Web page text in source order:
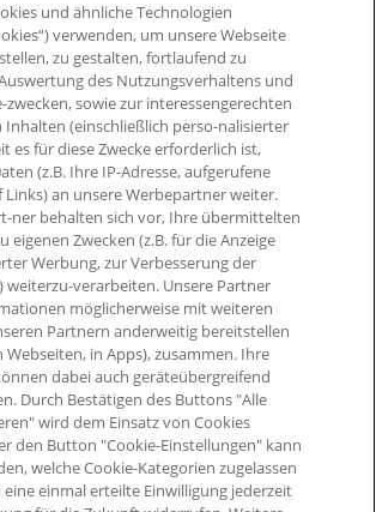
Digitale Karte
Widerruf Nutzungsvetrag
PAYBACK App
Widerruf Teilnahmevertrag
PAYBACK Programm
&
und ähnliche Technologien
verwenden, um unsere Webseite
zu gestalten, fortlaufend zu
des Nutzungsverhaltens und
sowie zur interessengerechten
Inhalten (einschließlich perso-nalisierter
es für diese Zwecke erforderlich ist,
(z.B. Ihre IP-Adresse, aufgerufene
Links) an unsere Werbepartner weiter.
ner behalten sich vor, Ihre übermittelten
eigenen Zwecken (z.B. für die Anzeige
Werbung, zur Verbesserung der
weiterzu-verarbeiten. Unsere Partner
möglicherweise mit weiteren
Partnern anderweitig bereitstellen
Webseiten, in Apps), zusammen. Ihre
dabei auch geräteübergreifend
Durch Bestätigen des Buttons "Alle
wird dem Einsatz von Cookies
den Button "Cookie-Einstellungen" kann
welche Cookie-Kategorien zugelassen
eine einmal erteilte Einwilligung jederzeit